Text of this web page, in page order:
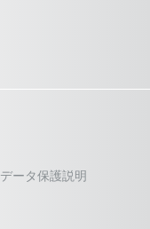
データ保護説明